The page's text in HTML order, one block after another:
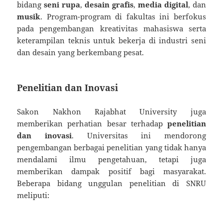
bidangseni rupa,desain grafis, media digital, dan
musik. Program-program di fakultas ini berfokus
pada pengembangan kreativitas mahasiswa serta
keterampilan teknis untuk bekerja di industri seni
dan desain yang berkembang pesat.
Penelitian dan Inovasi
Sakon Nakhon Rajabhat University juga
memberikan perhatian besar terhadap penelitian
dan inovasi. Universitas ini mendorong
pengembangan berbagai penelitian yang tidak hanya
mendalami ilmu pengetahuan, tetapi juga
memberikan dampak positif bagi masyarakat.
Beberapa bidang unggulan penelitian di SNRU
meliputi: